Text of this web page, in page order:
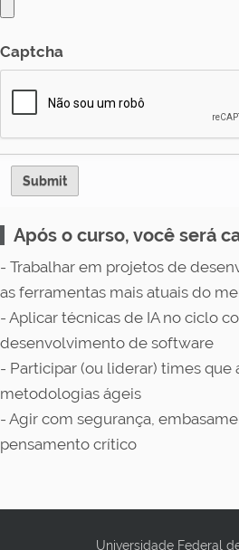
Captcha
Após o curso, você será
- Trabalhar em projetos de
as ferramentas mais atuais do
- Aplicar técnicas de IA no ciclo
desenvolvimento de software
- Participar (ou liderar) times que
metodologias ágeis
- Agir com segurança,
pensamento crítico
Universidade Federal